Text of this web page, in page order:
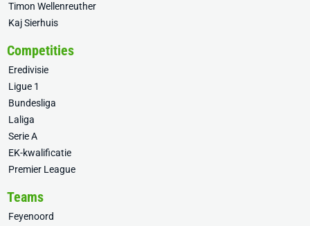
Timon Wellenreuther
Kaj Sierhuis
Competities
Eredivisie
Ligue 1
Bundesliga
Laliga
Serie A
EK-kwalificatie
Premier League
Teams
Feyenoord